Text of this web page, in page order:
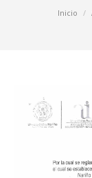
Estás aquí:Inicio